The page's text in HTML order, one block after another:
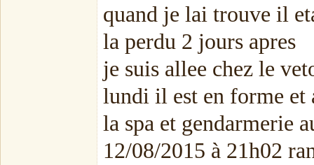
quand je lai trouve il
la perdu 2 jours apres
je suis allee chez le
lundi il est en forme et
la spa et gendarmerie
12/08/2015 à 21h02